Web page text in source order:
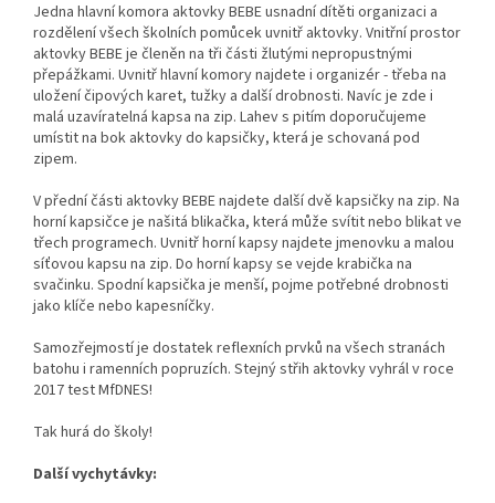
Jedna hlavní komora aktovky BEBE usnadní dítěti organizaci a
rozdělení všech školních pomůcek uvnitř aktovky. Vnitřní prostor
aktovky BEBE je členěn na tři části žlutými nepropustnými
přepážkami. Uvnitř hlavní komory najdete i organizér - třeba na
uložení čipových karet, tužky a další drobnosti. Navíc je zde i
malá uzavíratelná kapsa na zip. Lahev s pitím doporučujeme
umístit na bok aktovky do kapsičky, která je schovaná pod
zipem.
V přední části aktovky BEBE najdete další dvě kapsičky na zip. Na
horní kapsičce je našitá blikačka, která může svítit nebo blikat ve
třech programech. Uvnitř horní kapsy najdete jmenovku a malou
síťovou kapsu na zip. Do horní kapsy se vejde krabička na
svačinku. Spodní kapsička je menší, pojme potřebné drobnosti
jako klíče nebo kapesníčky.
Samozřejmostí je dostatek reflexních prvků na všech stranách
batohu i ramenních popruzích. Stejný střih aktovky vyhrál v roce
2017 test MfDNES!
Tak hurá do školy!
Další vychytávky: